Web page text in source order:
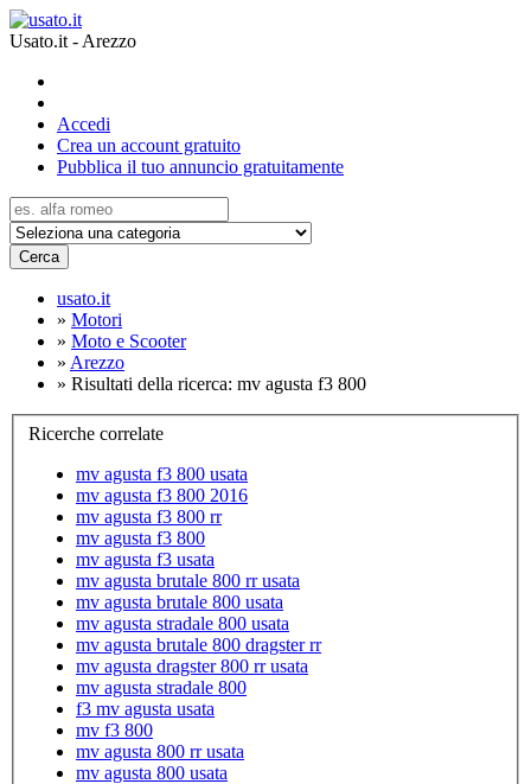
Usato.it - Arezzo
Accedi
Crea un account gratuito
Pubblica il tuo annuncio gratuitamente
Cerca
usato.it
» Motori
» Moto e Scooter
» Arezzo
» Risultati della ricerca: mv agusta f3 800
Ricerche correlate
mv agusta f3 800 usata
mv agusta f3 800 2016
mv agusta f3 800 rr
mv agusta f3 800
mv agusta f3 usata
mv agusta brutale 800 rr usata
mv agusta brutale 800 usata
mv agusta stradale 800 usata
mv agusta brutale 800 dragster rr
mv agusta dragster 800 rr usata
mv agusta stradale 800
f3 mv agusta usata
mv f3 800
mv agusta 800 rr usata
mv agusta 800 usata